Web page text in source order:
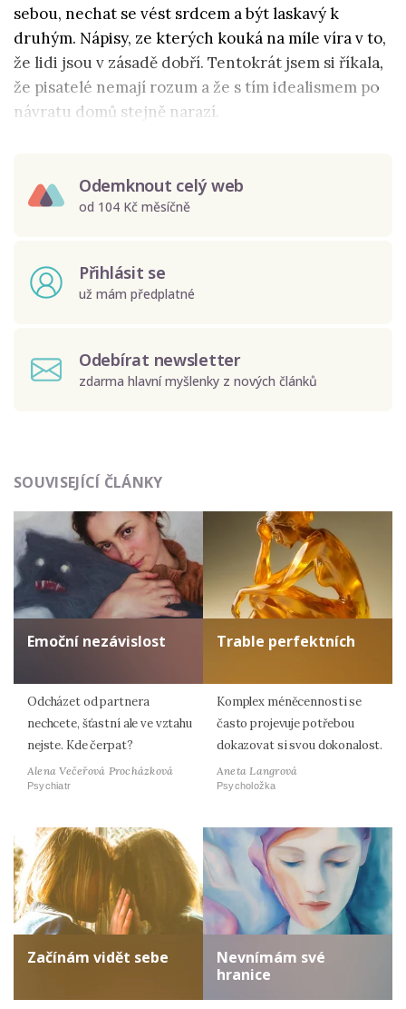
sebou, nechat se vést srdcem a být laskavý k
druhým. Nápisy, ze kterých kouká na míle víra v to,
že lidi jsou v zásadě dobří. Tentokrát jsem si říkala,
že pisatelé nemají rozum a že s tím idealismem po
návratu domů stejně narazí.
Odemknout celý web
od 104 Kč měsíčně
Přihlásit se
už mám předplatné
Odebírat newsletter
zdarma hlavní myšlenky z nových článků
údajů.
SOUVISEJÍCÍ ČLÁNKY
Emoční nezávislost
Odcházet od partnera
nechcete, šťastní ale ve vztahu
nejste. Kde čerpat?
Alena Večeřová Procházková
Psychiatr
Trable perfektních
Komplex méněcennosti se
často projevuje potřebou
dokazovat si svou dokonalost.
Aneta Langrová
Psycholožka
Začínám vidět sebe
Nevnímám své
hranice